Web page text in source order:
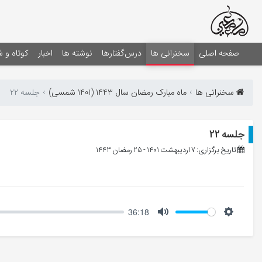
صفحه اصلی سخنرانی ها درس‌گفتارها نوشته ها اخبار کوتاه و
سخنرانی ها ماه مبارک رمضان سال 1443 (1401 شمسی) جلسه 22
جلسه 22
تاریخ برگزاری: 7 اردیبهشت 1401 - 25 رمضان 1443
36:18